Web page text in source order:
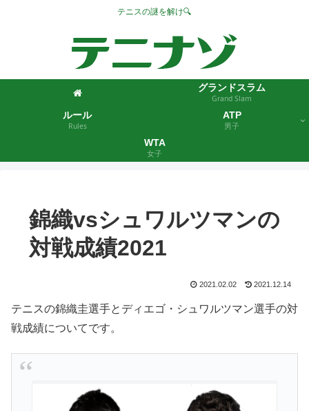
テニスの謎を解け🔍
グランドスラム
Grand Slam
ルール
Rules
ATP
男子
WTA
女子
錦織vsシュワルツマンの
対戦成績2021
2021.02.02 2021.12.14
テニスの錦織圭選手とディエゴ・シュワルツマン選手の対
戦成績についてです。